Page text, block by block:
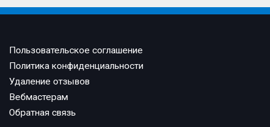
Пользовательское соглашение
Политика конфиденциальности
Удаление отзывов
Вебмастерам
Обратная связь